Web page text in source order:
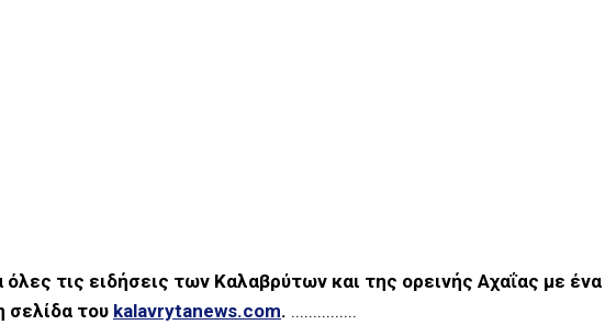
τις ειδήσεις των Καλαβρύτων και της ορεινής Αχαΐας με ένα
σελίδα του kalavrytanews.com. ...............